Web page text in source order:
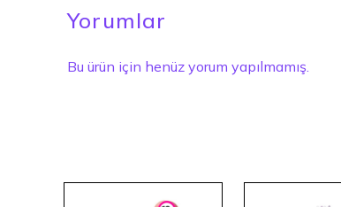
Yorumlar
Bu ürün için henüz yorum yapılmamış.